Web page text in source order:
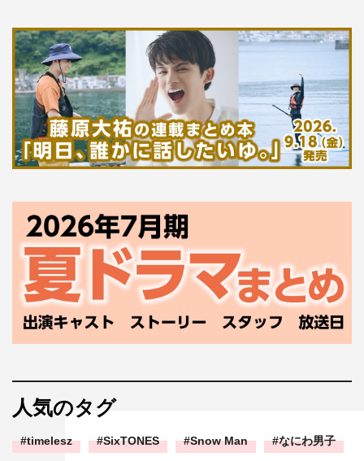
人気のタグ
timelesz SixTONES Snow Man なにわ男子